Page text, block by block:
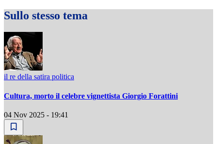
Sullo stesso tema
il re della satira politica
Cultura, morto il celebre vignettista Giorgio Forattini
04 Nov 2025 - 19:41